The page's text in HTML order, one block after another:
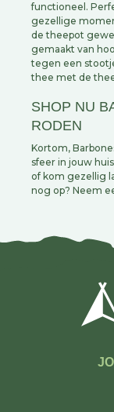
functioneel.
gezellige
de theepot
gemaakt van
tegen een
thee met de
SHOP NU
RODEN
Kortom,
sfeer in jouw
of kom gezellig
nog op? Neem